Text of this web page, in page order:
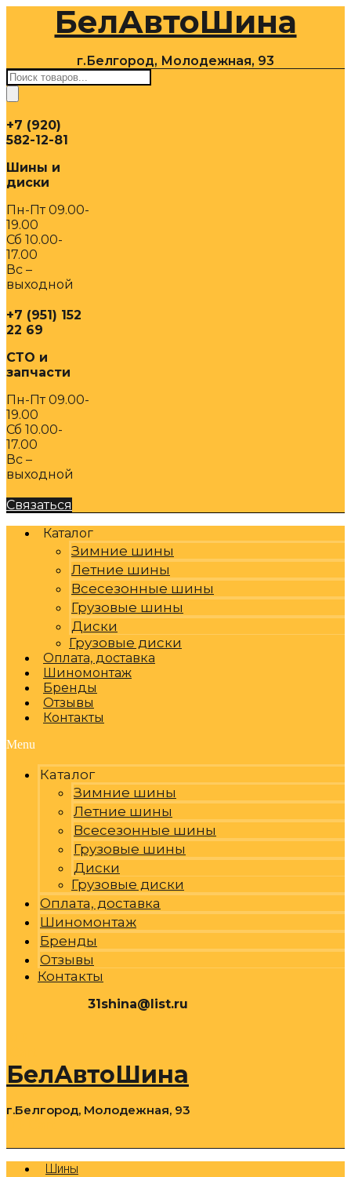
содержимомуБелАвтоШина
г.Белгород, Молодежная, 93
Поиск
товаров
+7 (920)
582-12-81
Шины и
диски
Пн-Пт 09.00-
19.00
Сб 10.00-
17.00
Вс –
выходной
+7 (951) 152
22 69
СТО и
запчасти
Пн-Пт 09.00-
19.00
Сб 10.00-
17.00
Вс –
выходной
Связаться
Каталог
Зимние шины
Летние шины
Всесезонные шины
Грузовые шины
Диски
Грузовые диски
Оплата, доставка
Шиномонтаж
Бренды
Отзывы
Контакты
Menu
Каталог
Зимние шины
Летние шины
Всесезонные шины
Грузовые шины
Диски
Грузовые диски
Оплата, доставка
Шиномонтаж
Бренды
Отзывы
Контакты
31shina@list.ru
БелАвтоШина
г.Белгород, Молодежная, 93
Шины